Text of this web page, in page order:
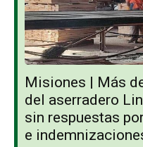
Misiones | Más
del aserradero
sin respuestas
e